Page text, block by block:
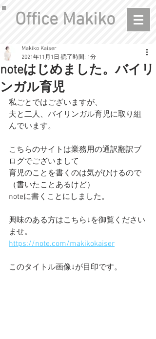
Office Makiko
noteはじめました。バイリ
ンガル育児
Makiko Kaiser
2021年11月1日 読了時間: 1分
私ごとではございますが、
夫と二人、バイリンガル育児に取り組
んでいます。
こちらのサイトは業務用の通訳翻訳ブ
ログでございまして
育児のことを書くのは気がひけるので
（書いたことあるけど）
noteに書くことにしました。
興味のある方はこちら↓を御覧ください
ませ。
https://note.com/makikokaiser
このタイトル画像↓が目印です。